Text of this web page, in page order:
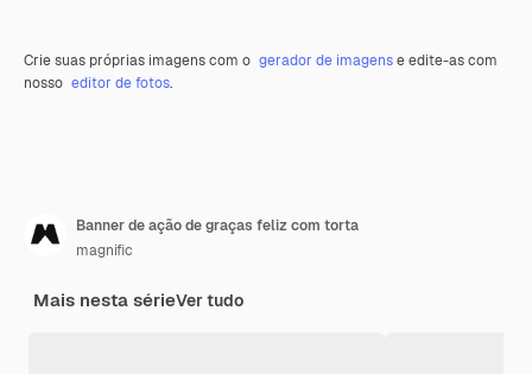
Crie suas próprias imagens com o gerador de imagense edite-as com
nosso editor de fotos.
Banner de ação de graças feliz com torta
magnific
Mais nesta sérieVer tudo